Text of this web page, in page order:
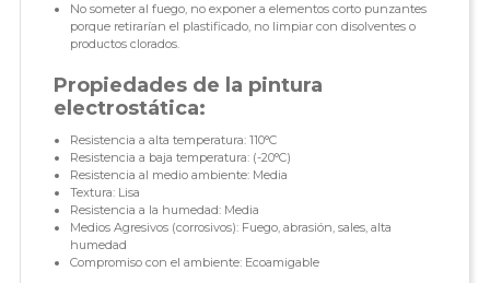
No someter al fuego, no exponer a elementos corto punzantes
porque retirarían el plastificado, no limpiar con disolventes o
productos clorados.
Propiedades de la pintura
electrostática:
Resistencia a alta temperatura: 110°C
Resistencia a baja temperatura: (-20°C)
Resistencia al medio ambiente: Media
Textura: Lisa
Resistencia a la humedad: Media
Medios Agresivos (corrosivos): Fuego, abrasión, sales, alta
humedad
Compromiso con el ambiente: Ecoamigable